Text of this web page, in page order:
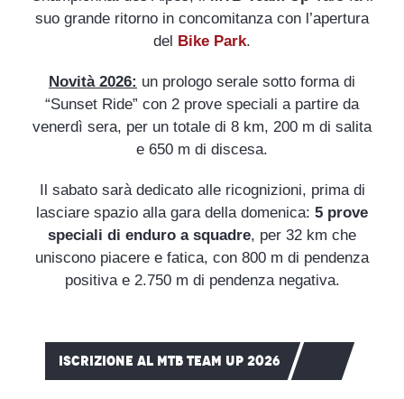
suo grande ritorno in concomitanza con l’apertura
del
Bike Park.
Novità 2026: un prologo serale sotto forma di
“Sunset Ride” con 2 prove speciali a partire da
venerdì sera, per un totale di 8 km, 200 m di salita
e 650 m di discesa.
Il sabato sarà dedicato alle ricognizioni, prima di
lasciare spazio alla gara della domenica: 5 prove
speciali di enduro a squadre, per 32 km che
uniscono piacere e fatica, con 800 m di pendenza
positiva e 2.750 m di pendenza negativa.
ISCRIZIONE AL MTB TEAM UP 2026